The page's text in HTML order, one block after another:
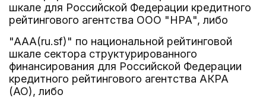
шкале для Российской Федерации кредитного
рейтингового агентства ООО "НРА", либо
"AAA(ru.sf)" по национальной рейтинговой
шкале сектора структурированного
финансирования для Российской Федерации
кредитного рейтингового агентства АКРА
(АО), либо